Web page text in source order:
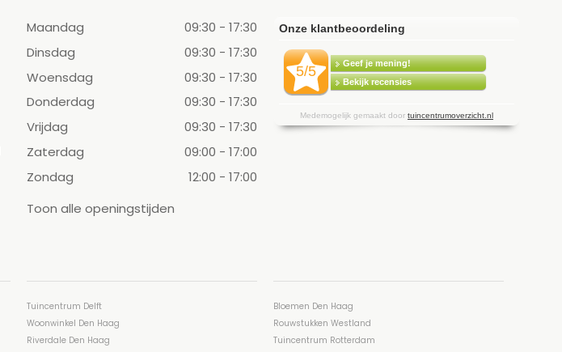
Maandag
09:30 - 17:30
Dinsdag
09:30 - 17:30
Woensdag
09:30 - 17:30
Donderdag
09:30 - 17:30
Vrijdag
09:30 - 17:30
Zaterdag
09:00 - 17:00
Zondag
12:00 - 17:00
Toon alle openingstijden
Tuincentrum Delft
Woonwinkel Den Haag
Riverdale Den Haag
Bloemen Den Haag
Rouwstukken Westland
Tuincentrum Rotterdam